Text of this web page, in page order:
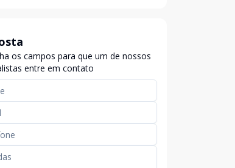
os campos para que um de nossos
entre em contato